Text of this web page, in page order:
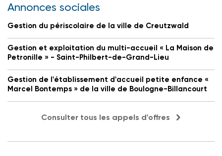
Annonces sociales
Gestion du périscolaire de la ville de Creutzwald
Gestion et exploitation du multi-accueil « La Maison de
Petronille » - Saint-Philbert-de-Grand-Lieu
Gestion de l'établissement d'accueil petite enfance «
Marcel Bontemps » de la ville de Boulogne-Billancourt
Consulter tous les appels d'offres